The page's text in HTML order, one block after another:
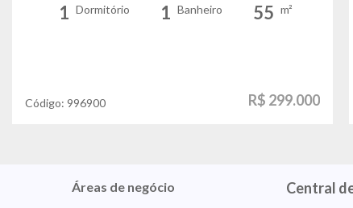
1 Dormitório 1 Banheiro 55 m²
Código:996900 R$ 299.000
Áreas de negócio
Central